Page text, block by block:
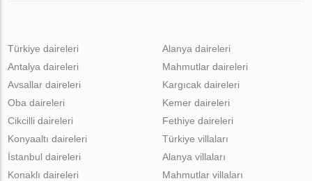
Türkiye daireleri
Antalya daireleri
Avsallar daireleri
Oba daireleri
Cikcilli daireleri
Alanya daireleri
Mahmutlar daireleri
Kargıcak daireleri
Kemer daireleri
Fethiye daireleri
Konyaaltı daireleri
İstanbul daireleri
Konaklı daireleri
Türkiye villaları
Alanya villaları
Mahmutlar villaları